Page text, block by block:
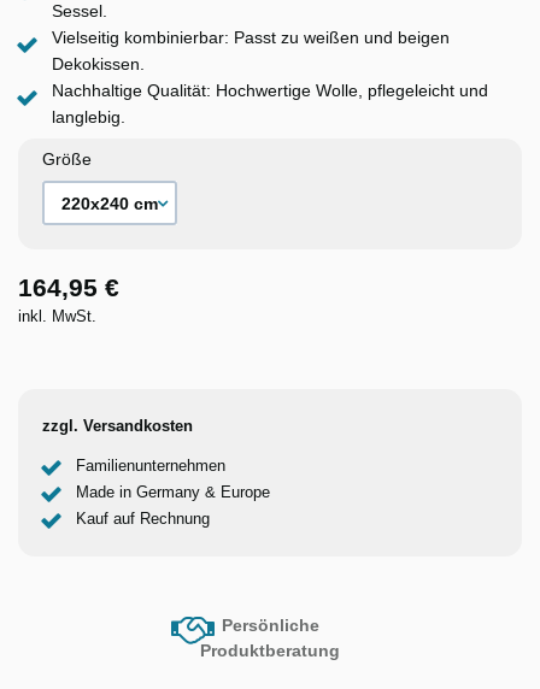
Sessel.
Vielseitig kombinierbar: Passt zu weißen und beigen
Dekokissen.
Nachhaltige Qualität: Hochwertige Wolle, pflegeleicht und
langlebig.
Größe
164,95 €
inkl. MwSt.
zzgl. Versandkosten
Familienunternehmen
Made in Germany & Europe
Kauf auf Rechnung
Persönliche
Produktberatung